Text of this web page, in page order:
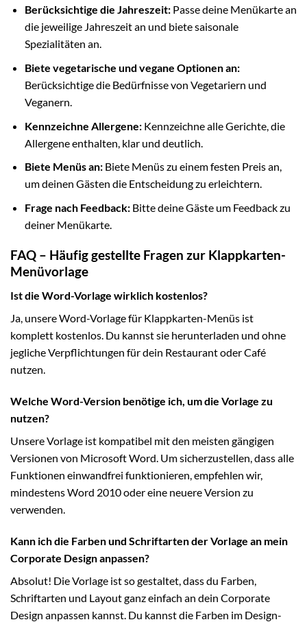
Berücksichtige die Jahreszeit:Passe deine Menükarte an
die jeweilige Jahreszeit an und biete saisonale
Spezialitäten an.
Biete vegetarische und vegane Optionen an:
Berücksichtige die Bedürfnisse von Vegetariern und
Veganern.
Kennzeichne Allergene:Kennzeichne alle Gerichte, die
Allergene enthalten, klar und deutlich.
Biete Menüs an:Biete Menüs zu einem festen Preis an,
um deinen Gästen die Entscheidung zu erleichtern.
Frage nach Feedback:Bitte deine Gäste um Feedback zu
deiner Menükarte.
FAQ – Häufig gestellte Fragen zur Klappkarten-
Menüvorlage
Ist die Word-Vorlage wirklich kostenlos?
Ja, unsere Word-Vorlage für Klappkarten-Menüs ist
komplett kostenlos. Du kannst sie herunterladen und ohne
jegliche Verpflichtungen für dein Restaurant oder Café
nutzen.
Welche Word-Version benötige ich, um die Vorlage zu
nutzen?
Unsere Vorlage ist kompatibel mit den meisten gängigen
Versionen von Microsoft Word. Um sicherzustellen, dass alle
Funktionen einwandfrei funktionieren, empfehlen wir,
mindestens Word 2010 oder eine neuere Version zu
verwenden.
Kann ich die Farben und Schriftarten der Vorlage an mein
Corporate Design anpassen?
Absolut! Die Vorlage ist so gestaltet, dass du Farben,
Schriftarten und Layout ganz einfach an dein Corporate
Design anpassen kannst. Du kannst die Farben im Design-